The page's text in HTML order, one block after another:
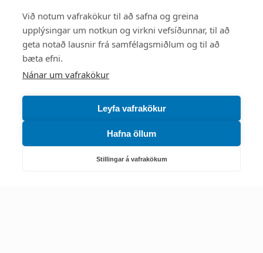
Við notum vafrakökur til að safna og greina
upplýsingar um notkun og virkni vefsíðunnar, til að
geta notað lausnir frá samfélagsmiðlum og til að
bæta efni.
Nánar um vafrakökur
Leyfa vafrakökur
Hafna öllum
Stillingar á vafrakökum
Styttu þér leið
Mest skoðað
Starfsstöðvar
Náttúruverndarstofnun
Veiðimál, friðlýst svæði, landvarsla og náttúruvernd